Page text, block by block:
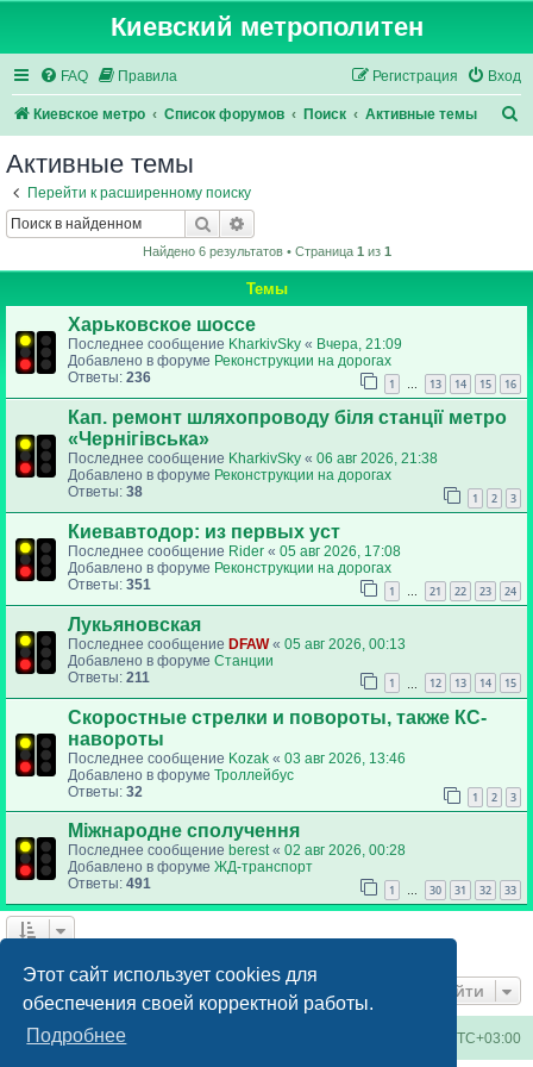
Этот сайт использует cookies для
обеспечения своей корректной работы.
Подробнее
Киевский метрополитен
FAQ Правила Вход
Регистрация
Киевское метро Список форумов Поиск Активные темы
Активные темы
Перейти к расширенному поиску
Поиск
Найдено 6 результатов • Страница 1из 1
Темы
Харьковское шоссе
Последнее сообщение KharkivSky « Вчера, 21:09
Добавлено в форуме Реконструкции на дорогах
Ответы: 236 1 … 13 14 15 16
Кап. ремонт шляхопроводу біля станції метро
«Чернігівська»
Последнее сообщение KharkivSky « 06 авг 2026, 21:38
Добавлено в форуме Реконструкции на дорогах
Ответы: 38 1 2 3
Киевавтодор: из первых уст
Последнее сообщение Rider « 05 авг 2026, 17:08
Добавлено в форуме Реконструкции на дорогах
Ответы: 351 1 21 22 23 24
Лукьяновская
Последнее сообщение DFAW« 05 авг 2026, 00:13
Добавлено в форуме Станции
Ответы: 211 1 12 13 14 15
Скоростные стрелки и повороты, также КС-
навороты
Последнее сообщение Kozak « 03 авг 2026, 13:46
Добавлено в форуме Троллейбус
Ответы: 32 1 2 3
Міжнародне сполучення
Последнее сообщение berest« 02 авг 2026, 00:28
Добавлено в форуме ЖД-транспорт
Ответы: 491 1 … 30 31 32 33
Перейти
Киевское метро UTC+03:00